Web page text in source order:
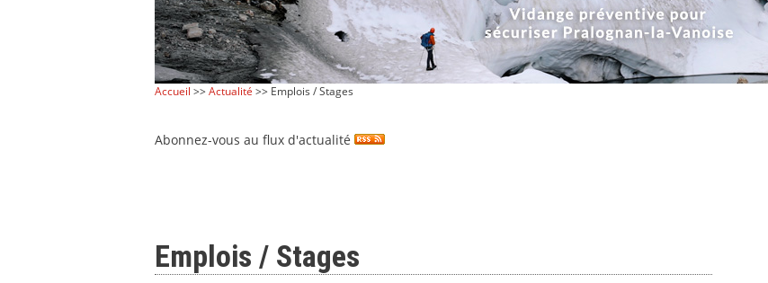
Accueil >>Actualité >> Emplois / Stages
Abonnez-vous au flux d'actualité
Emplois / Stages